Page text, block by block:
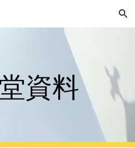
Skip to navigation
資料